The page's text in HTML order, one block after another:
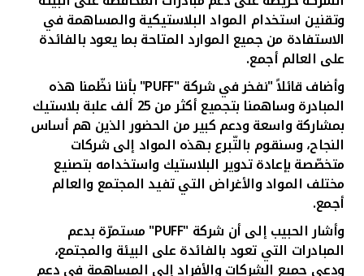
وتقنين استخدام المواد البلاستيكية والمساهمة في
الاستفادة من جميع الموارد المتاحة بما يعود بالفائدة
على العالم أجمع.
وأضاف قائلاً "نفخر في شركة"PUFF" بأننا نظّمنا هذه
المبادرة وساهمنا بتجميع أكثر من 25 ألف علبة بلاستيك
بمشاركة واسعة ودعم كبير من الحضور الذين هم أساس
النجاح، وسنقوم بالتّبرع بهذه المواد إلى شركات
متخصّصة بإعادة تدوير البلاستيك واستخدامه بتصنيع
مختلف المواد والأغراض التي تفيد المجتمع والعالم
أجمع.
وأشار الحبيب إلى أن شركة "PUFF" مستمرّة بدعم
المبادرات التي تعود بالفائدة على البيئة والمجتمع،
ودعى جميع الشركات والأفراد إلى المساهمة في دعم